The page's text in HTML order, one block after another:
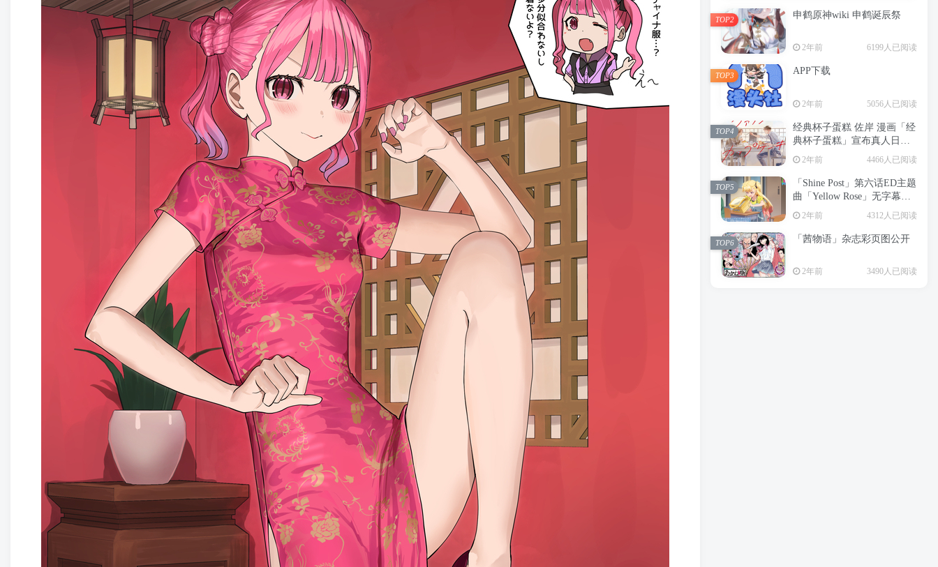
申鹤原神wiki 申鹤诞辰祭
2年前 6199人已阅读
TOP2
APP下载
2年前 5056人已阅读
TOP3
经典杯子蛋糕 佐岸 漫画「经
典杯子蛋糕」宣布真人日剧
化
2年前 4466人已阅读
TOP4
「Shine Post」第六话ED主题
曲「Yellow Rose」无字幕MV
公开
2年前 4312人已阅读
TOP5
「茜物语」杂志彩页图公开
2年前 3490人已阅读
TOP6
8702人已阅读
overlord卢贝多的龙王谁厉害
「Overlord」露普斯蕾琪娜·贝塔手办开...
TOP1
申鹤原神wiki 申鹤诞辰祭
2年前 6199人已阅读
TOP2
APP下载
2年前 5056人已阅读
TOP3
经典杯子蛋糕 佐岸 漫画「经
典杯子蛋糕」宣布真人日剧
TOP4